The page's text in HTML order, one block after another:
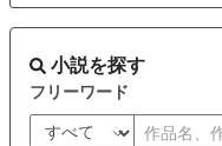
小説を探す
フリーワード